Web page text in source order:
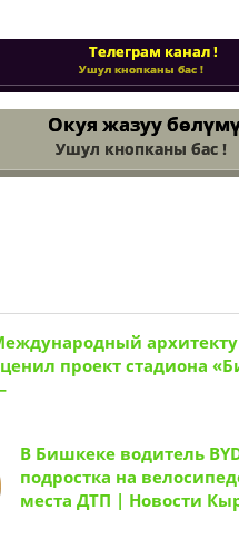
Телеграм канал !
Ушул кнопканы бас !
бөлүмү. ❤️
Международный
В Бишкеке водитель
подростка на